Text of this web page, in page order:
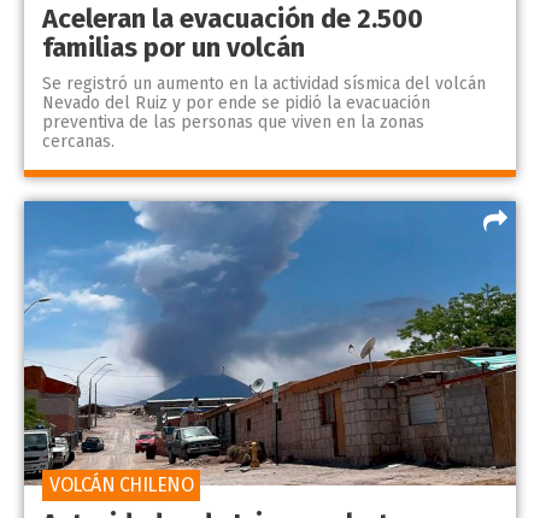
Aceleran la evacuación de 2.500
familias por un volcán
Se registró un aumento en la actividad sísmica del volcán
Nevado del Ruiz y por ende se pidió la evacuación
preventiva de las personas que viven en la zonas
cercanas.
VOLCÁN CHILENO